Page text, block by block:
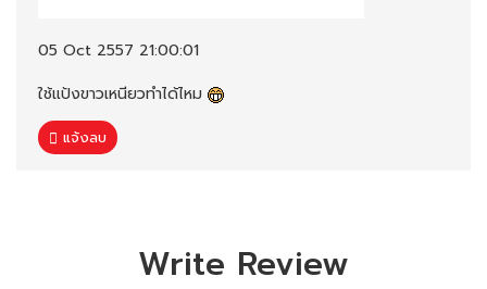
05 Oct 2557 21:00:01
ใช้แป้งขาวเหนียวทำได้ไหม
แจ้งลบ
Write Review